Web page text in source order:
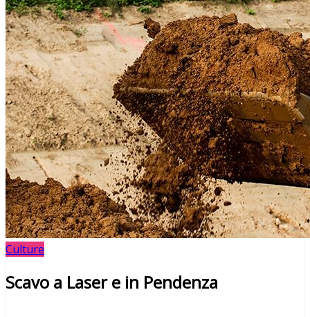
Culture
Scavo a Laser e in Pendenza